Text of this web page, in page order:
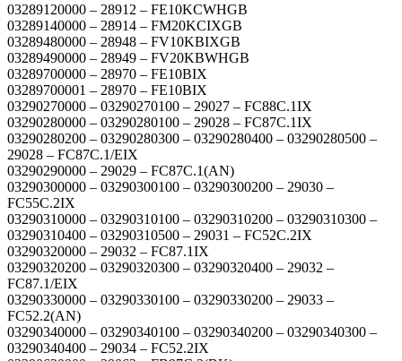
03289120000 – 28912 – FE10KCWHGB
03289140000 – 28914 – FM20KCIXGB
03289480000 – 28948 – FV10KBIXGB
03289490000 – 28949 – FV20KBWHGB
03289700000 – 28970 – FE10BIX
03289700001 – 28970 – FE10BIX
03290270000 – 03290270100 – 29027 – FC88C.1IX
03290280000 – 03290280100 – 29028 – FC87C.1IX
03290280200 – 03290280300 – 03290280400 – 03290280500 –
29028 – FC87C.1/EIX
03290290000 – 29029 – FC87C.1(AN)
03290300000 – 03290300100 – 03290300200 – 29030 –
FC55C.2IX
03290310000 – 03290310100 – 03290310200 – 03290310300 –
03290310400 – 03290310500 – 29031 – FC52C.2IX
03290320000 – 29032 – FC87.1IX
03290320200 – 03290320300 – 03290320400 – 29032 –
FC87.1/EIX
03290330000 – 03290330100 – 03290330200 – 29033 –
FC52.2(AN)
03290340000 – 03290340100 – 03290340200 – 03290340300 –
03290340400 – 29034 – FC52.2IX